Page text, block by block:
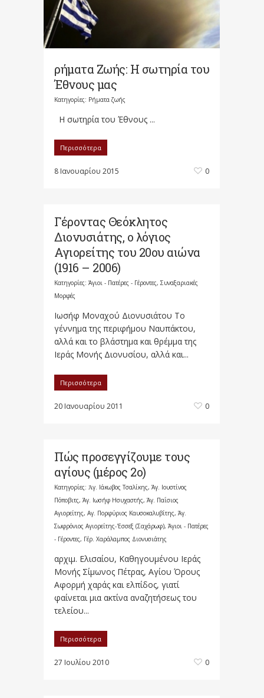
ρήματα Ζωής: Η σωτηρία του
Έθνους μας
Κατηγορίες: Ρήματα ζωής
Η σωτηρία του Έθνους ...
Περισσότερα
8 Ιανουαρίου 2015 0
Γέροντας Θεόκλητος
Διονυσιάτης, ο λόγιος
Αγιορείτης του 20ου αιώνα
(1916 – 2006)
Κατηγορίες: Άγιοι - Πατέρες - Γέροντες, Συναξαριακές
Μορφές
Ιωσήφ Μοναχού Διονυσιάτου Το
γέννημα της περιφήμου Ναυπάκτου,
αλλά και το βλάστημα και θρέμμα της
Ιεράς Μονής Διονυσίου, αλλά και...
Περισσότερα
20 Ιανουαρίου 2011 0
Πώς προσεγγίζουμε τους
αγίους (μέρος 2ο)
Κατηγορίες: Ἀγ. Ιάκωβος Τσαλίκης, Άγ. Ιουστίνος
Πόποβιτς, Άγ. Ιωσήφ Ησυχαστής, Άγ. Παΐσιος
Αγιορείτης, Αγ. Πορφύριος Καυσοκαλυβίτης, Άγ.
Σωφρόνιος Αγιορείτης-'Εσσεξ (Σαχάρωφ), Άγιοι - Πατέρες
- Γέροντες, Γέρ. Χαράλαμπος Διονυσιάτης
αρχιμ. Ελισαίου, Καθηγουμένου Ιεράς
Μονής Σίμωνος Πέτρας, Αγίου Όρους
Αφορμή χαράς και ελπίδος, γιατί
φαίνεται μια ακτίνα αναζητήσεως του
τελείου...
Περισσότερα
27 Ιουλίου 2010 0